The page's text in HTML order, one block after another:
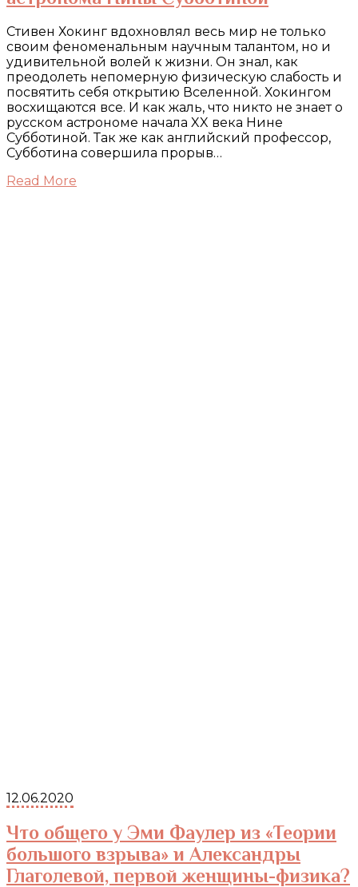
Стивен Хокинг вдохновлял весь мир не только
своим феноменальным научным талантом, но и
удивительной волей к жизни. Он знал, как
преодолеть непомерную физическую слабость и
посвятить себя открытию Вселенной. Хокингом
восхищаются все. И как жаль, что никто не знает о
русском астрономе начала XX века Нине
Субботиной. Так же как английский профессор,
Субботина совершила прорыв…
Read More
12.06.2020
Что общего у Эми Фаулер из «Теории
большого взрыва» и Александры
Глаголевой, первой женщины-физика?